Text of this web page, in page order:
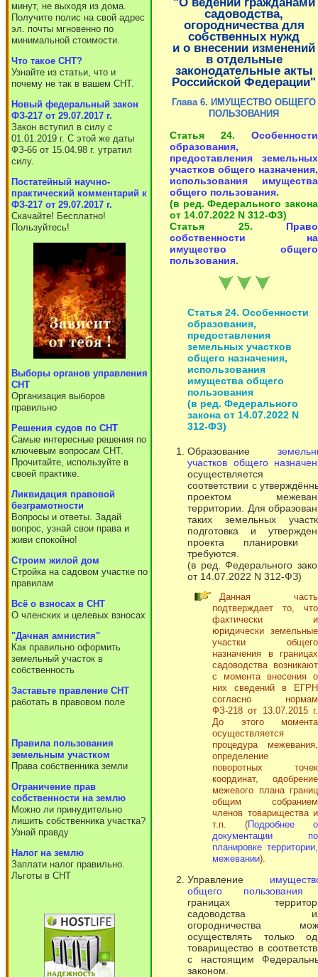
минут, не выходя из дома.
Получите полис на свой адрес
эл. почты мгновенно по
минимальной стоимости.
Что такое СНТ?
Узнайте из статьи, что и
почему не так в вашем СНТ.
Новый федеральный закон
ФЗ-217 от 29.07.2017 г.
Закон вступил в силу с
01.01.2019 г. С этой же даты
ФЗ-66 от 15.04.98 г. утратил
силу.
Постатейный научно-
практический комментарий к
ФЗ-217 от 29.07.2017 г.
Скачайте! Бесплатно!
Пользуйтесь!
Выборы органов управления
СНТ
Организация выборов
правильно
Решения судов по СНТ
Самые интересные решения по
ключевым вопросам СНТ.
Прочитайте, используйте в
своей практике.
Ликвидация правовой
безграмотности
Вопросы и ответы. Задай
вопрос, узнай свои права и
живи спокойно!
Cтроим жилой дом
Стройка на садовом участке по
правилам
Всё о взносах в СНТ
О членских и целевых взносах
"Дачная амнистия"
Как правильно оформить
земельный участок в
собственность
Заставьте правление СНТ
работать в правовом поле
Правила пользования
земельным участком
Права собственника земли
Ограничение прав
собственности на землю
Можно ли принудительно
лишить собственника участка?
Узнай правду
Налог на землю
Заплати налог правильно.
Льготы в СНТ
садоводства,
огородничества для
собственных нужд
и о внесении изменений
в отдельные
законодательные акты
Российской Федерации"
Глава 6. ИМУЩЕСТВО ОБЩЕГО
ПОЛЬЗОВАНИЯ
Статья 24. Особенности
образования,
предоставления земельных
участков общего назначения,
использования имущества
общего пользования.
(в ред. Федерального закона
от 14.07.2022 N 312-ФЗ)
Статья 25. Право
собственности на
имущество общего
пользования.
Статья 24. Особенности
образования,
предоставления
земельных участков
общего назначения,
использования
имущества общего
пользования
(в ред. Федерального
закона от 14.07.2022 N
312-ФЗ)
Образование
участков общего
осуществляется
соответствии с
проектом
территории. Для
таких земельных
подготовка и
проекта планировки
требуются.
(в ред. Федерального
от 14.07.2022 N 312-ФЗ)
Данная часть
подтверждает то, что
фактически и
юридически земельные
участки общего
назначения в границах
садоводства возникают
с момента внесения о
них сведений в ЕГРН
согласно нормам
ФЗ-218 от 13.07.2015 г.
До этого момента
осуществляется
процедура межевания,
определение
поворотных точек
координат, одобрение
межевого плана границ
общим собранием
членов товарищества и
т.п. (Подробнее о
документации по
планировке территории,
межевании).
Управление
общего пользования
границах
садоводства
огородничества
осуществлять только
товарищество в
с настоящим
законом.